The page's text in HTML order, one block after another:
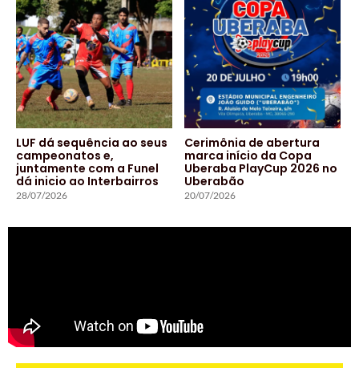
LUF dá sequência ao seus
campeonatos e,
juntamente com a Funel
dá inicio ao Interbairros
28/07/2026
Cerimônia de abertura
marca início da Copa
Uberaba PlayCup 2026 no
Uberabão
20/07/2026